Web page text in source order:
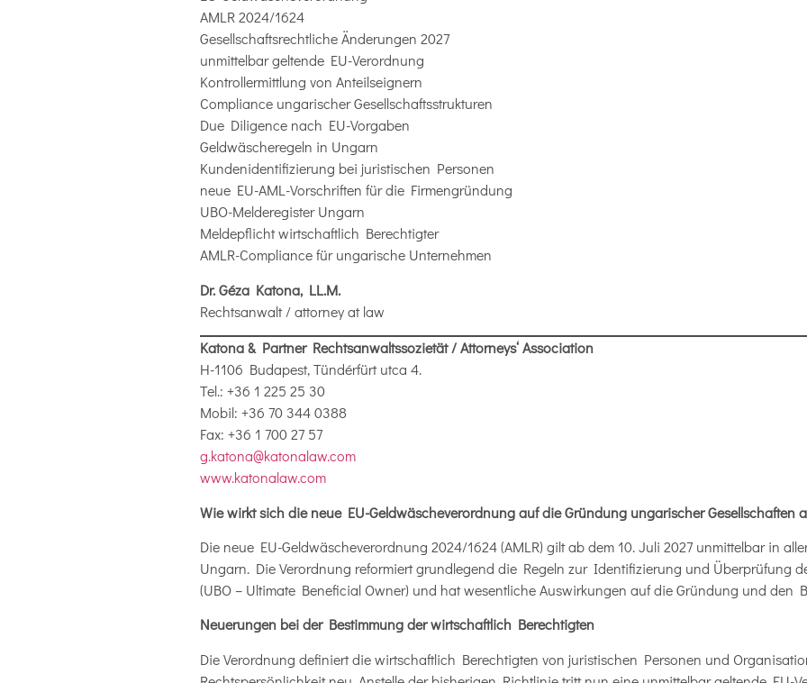
AMLR 2024/1624
Gesellschaftsrechtliche Änderungen 2027
unmittelbar geltende EU-Verordnung
Kontrollermittlung von Anteilseignern
Compliance ungarischer Gesellschaftsstrukturen
Due Diligence nach EU-Vorgaben
Geldwäscheregeln in Ungarn
Kundenidentifizierung bei juristischen Personen
neue EU-AML-Vorschriften für die Firmengründung
UBO-Melderegister Ungarn
Meldepflicht wirtschaftlich Berechtigter
AMLR-Compliance für ungarische Unternehmen
Dr. Géza Katona, LL.M.
Rechtsanwalt / attorney at law
Katona & Partner Rechtsanwaltssozietät / Attorneys‘ Association
H-1106 Budapest, Tündérfürt utca 4.
Tel.: +36 1 225 25 30
Mobil: +36 70 344 0388
Fax: +36 1 700 27 57
g.katona@katonalaw.com
www.katonalaw.com
Wie wirkt sich die neue EU-Geldwäscheverordnung auf die Gründung ungarischer Gesellschaften
Die neue EU-Geldwäscheverordnung 2024/1624 (AMLR) gilt ab dem 10. Juli 2027 unmittelbar in
Ungarn. Die Verordnung reformiert grundlegend die Regeln zur Identifizierung und Überprüfung
(UBO – Ultimate Beneficial Owner) und hat wesentliche Auswirkungen auf die Gründung und den
Neuerungen bei der Bestimmung der wirtschaftlich Berechtigten
Die Verordnung definiert die wirtschaftlich Berechtigten von juristischen Personen und